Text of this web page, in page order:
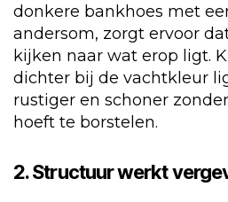
donkere bankhoes met
andersom, zorgt ervoor
kijken naar wat erop ligt.
dichter bij de vachtkleur
rustiger en schoner
hoeft te borstelen.
2. Structuur werkt